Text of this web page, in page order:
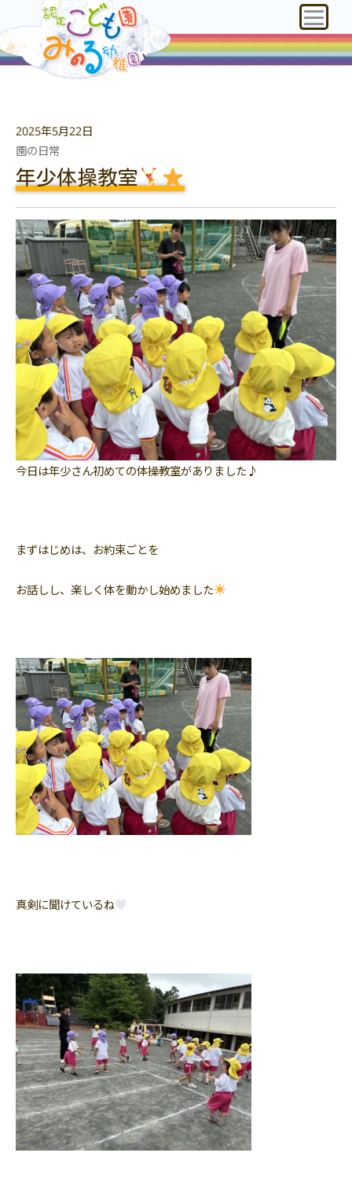
2025年5月22日
園の日常
年少体操教室
今日は年少さん初めての体操教室がありました♪
まずはじめは、お約束ごとを
お話しし、楽しく体を動かし始めました
真剣に聞けているね